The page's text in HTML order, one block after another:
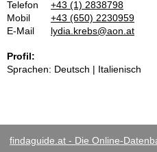
Telefon
+43 (1) 2838798
Mobil
+43 (650) 2230959
E-Mail
lydia.krebs@aon.at
Profil:
Sprachen: Deutsch | Italienisch
findaguide.at - Die Online-